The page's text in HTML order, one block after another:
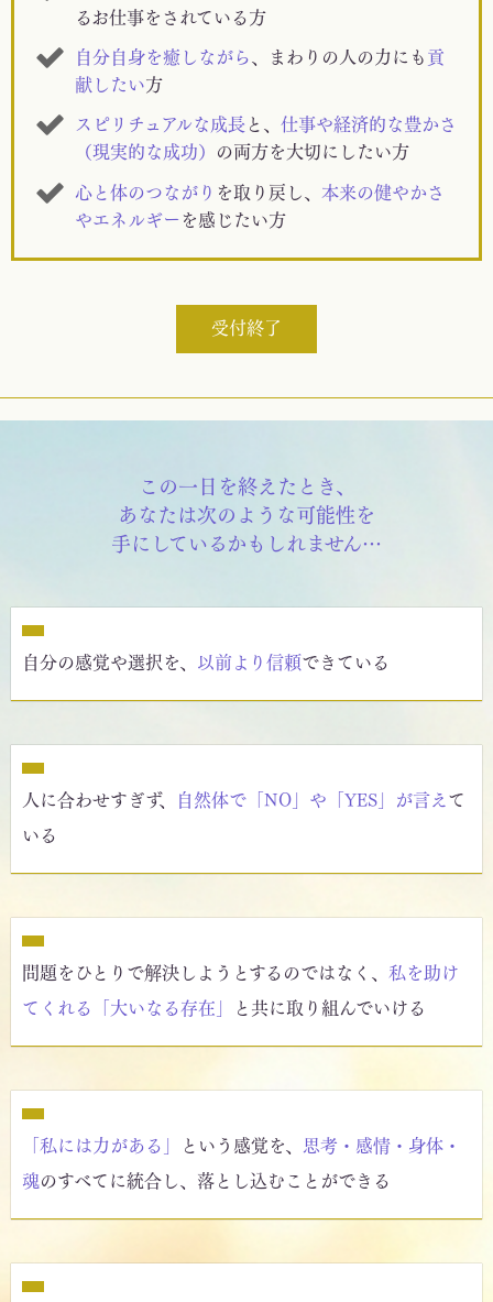
るお仕事をされている方
自分自身を癒しながら、まわりの人の力にも 貢
献したい方
スピリチュアルな成長 と、 仕事や経済的な豊かさ
（現実的な成功）
の両方を大切にしたい方
心と体のつながり を取り戻し、 本来の健やかさ
やエネルギーを感じたい方
受付終了
この一日を終えたとき、
あなたは次のような可能性を
手にしているかもしれません…
自分の感覚や選択を、 以前より信頼できている
人に合わせすぎず、 自然体で「NO」や「YES」が言え て
いる
問題をひとりで解決しようとするのではなく、 私を助け
てくれる「大いなる存在」
と共に取り組んでいける
「私には力がある」 という感覚を、
思考・感情・身体・
魂のすべてに統合し、落とし込むことができる